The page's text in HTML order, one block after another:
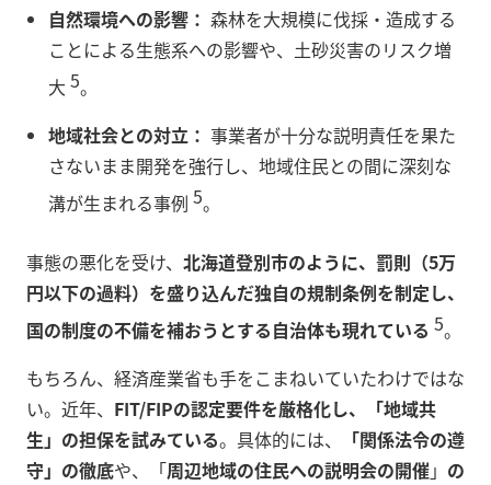
自然環境への影響： 森林を大規模に伐採・造成する
ことによる生態系への影響や、土砂災害のリスク増
大 5。
地域社会との対立： 事業者が十分な説明責任を果た
さないまま開発を強行し、地域住民との間に深刻な
溝が生まれる事例 5。
事態の悪化を受け、 北海道登別市のように、罰則（5万
円以下の過料）を盛り込んだ独自の規制条例を制定し、
国の制度の不備を補おうとする自治体も現れている 5。
もちろん、経済産業省も手をこまねいていたわけではな
い。近年、 FIT/FIPの認定要件を厳格化し、「地域共
生」の担保を試みている。具体的には、
「関係法令の遵
守」の徹底や、「周辺地域の住民への説明会の開催」 の